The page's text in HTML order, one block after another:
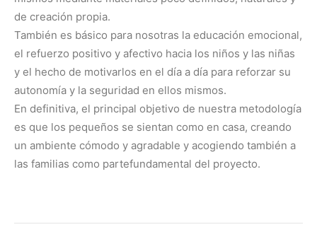
de creación propia.
También es básico para nosotras la educación emocional,
el refuerzo positivo y afectivo hacia los niños y las niñas
y el hecho de motivarlos en el día a día para reforzar su
autonomía y la seguridad en ellos mismos.
En definitiva, el principal objetivo de nuestra metodología
es que los pequeños se sientan como en casa, creando
un ambiente cómodo y agradable y acogiendo también a
las familias como partefundamental del proyecto.